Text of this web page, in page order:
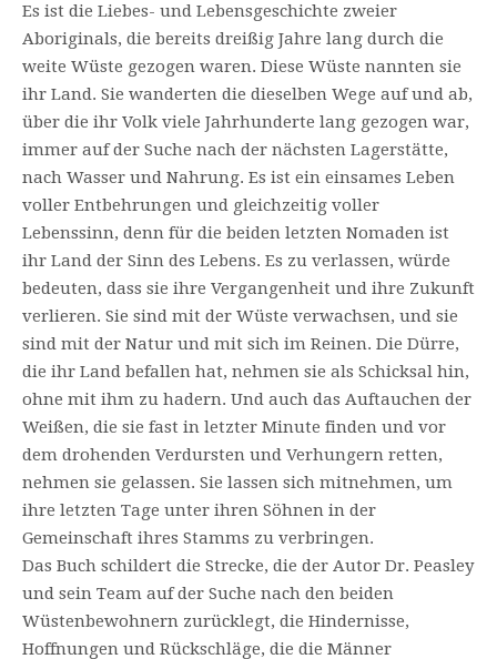
Es ist die Liebes- und Lebensgeschichte zweier
Aboriginals, die bereits dreißig Jahre lang durch die
weite Wüste gezogen waren. Diese Wüste nannten sie
ihr Land. Sie wanderten die dieselben Wege auf und ab,
über die ihr Volk viele Jahrhunderte lang gezogen war,
immer auf der Suche nach der nächsten Lagerstätte,
nach Wasser und Nahrung. Es ist ein einsames Leben
voller Entbehrungen und gleichzeitig voller
Lebenssinn, denn für die beiden letzten Nomaden ist
ihr Land der Sinn des Lebens. Es zu verlassen, würde
bedeuten, dass sie ihre Vergangenheit und ihre Zukunft
verlieren. Sie sind mit der Wüste verwachsen, und sie
sind mit der Natur und mit sich im Reinen. Die Dürre,
die ihr Land befallen hat, nehmen sie als Schicksal hin,
ohne mit ihm zu hadern. Und auch das Auftauchen der
Weißen, die sie fast in letzter Minute finden und vor
dem drohenden Verdursten und Verhungern retten,
nehmen sie gelassen. Sie lassen sich mitnehmen, um
ihre letzten Tage unter ihren Söhnen in der
Gemeinschaft ihres Stamms zu verbringen.
Das Buch schildert die Strecke, die der Autor Dr. Peasley
und sein Team auf der Suche nach den beiden
Wüstenbewohnern zurücklegt, die Hindernisse,
Hoffnungen und Rückschläge, die die Männer